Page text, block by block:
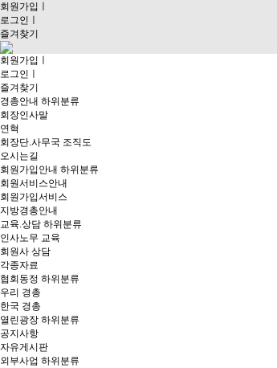
회원가입
로그인
즐겨찾기
회원가입
로그인
즐겨찾기
경총안내 하위분류
회장인사말
연혁
회장단.사무국 조직도
오시는길
회원가입안내 하위분류
회원서비스안내
회원가입서비스
지방경총안내
교육.상담 하위분류
인사노무 교육
회원사 상담
각종자료
협회동정 하위분류
우리 경총
한국 경총
열린광장 하위분류
공지사항
자유게시판
외부사업 하위분류